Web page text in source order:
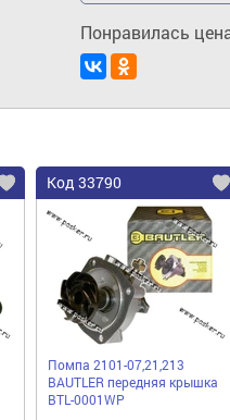
Понравилась
Код 33790
Помпа 2101-07,21,213
BAUTLER передняя крышка
BTL-0001WP